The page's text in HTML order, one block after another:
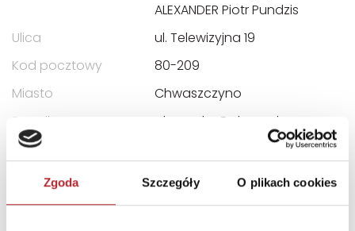
Zgoda Szczegóły O plikach cookies
ALEXANDER Piotr Pundzis
Ulica
ul. Telewizyjna 19
Kod pocztowy
80-209
Miasto
Chwaszczyno
E-mail
alexander@alexander.co
INNI KLIENCI KUPOWALI